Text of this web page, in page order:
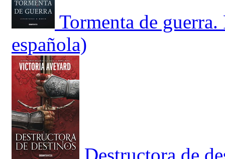
Tormenta de
española)